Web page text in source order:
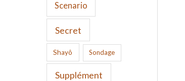
Scenario
Secret
Shayô Sondage
Supplément